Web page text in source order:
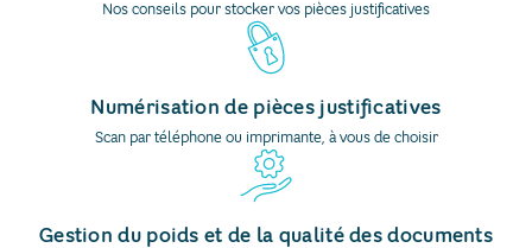
Nos conseils pour stocker vos pièces justificatives
Numérisation de pièces justificatives
Scan par téléphone ou imprimante, à vous de choisir
Gestion du poids et de la qualité des documents